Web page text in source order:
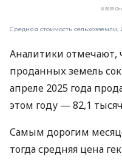
Средняя стоимость
Аналитики отмечают,
проданных земель
апреле 2025 года
этом году — 82,1 тысяч
Самым дорогим
тогда средняя цена